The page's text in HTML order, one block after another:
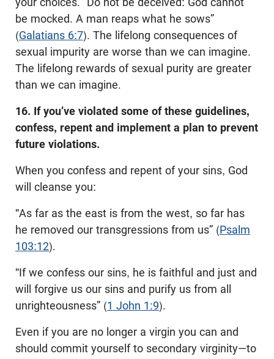
be mocked. A man reaps what he sows”
(Galatians 6:7). The lifelong consequences of
sexual impurity are worse than we can imagine.
The lifelong rewards of sexual purity are greater
than we can imagine.
16. If you’ve violated some of these guidelines,
confess, repent and implement a plan to prevent
future violations.
When you confess and repent of your sins, God
will cleanse you:
"As far as the east is from the west, so far has
he removed our transgressions from us” (Psalm
103:12).
"If we confess our sins, he is faithful and just and
will forgive us our sins and purify us from all
unrighteousness” (1 John 1:9).
Even if you are no longer a virgin you can and
should commit yourself to secondary virginity—to